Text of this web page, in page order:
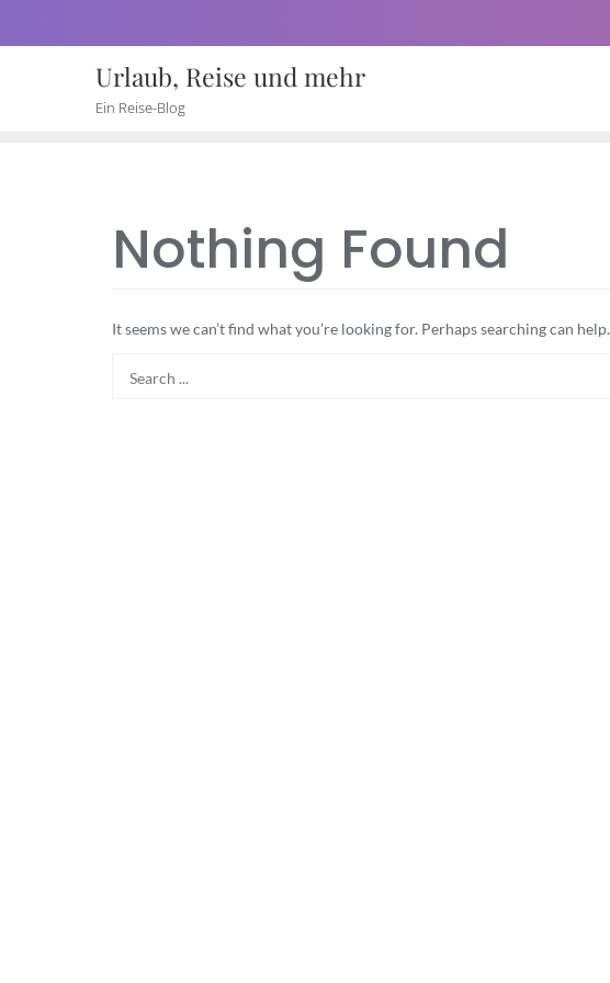
to
Urlaub, Reise und mehr
Ein Reise-Blog
Nothing Found
It seems we can’t find what you’re looking for. Perhaps searching can help.